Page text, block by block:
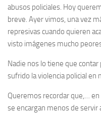
abusos policiales. Hoy
breve. Ayer vimos, una vez
represivas cuando quieren
visto imágenes mucho
Nadie nos lo tiene que
sufrido la violencia policial en
Queremos recordar que,… en
se encargan menos de servir